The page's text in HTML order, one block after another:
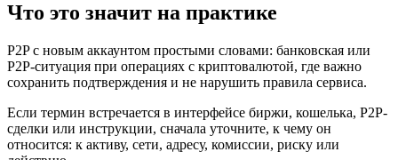
Что это значит на практике
P2P с новым аккаунтом простыми словами: банковская или
P2P-ситуация при операциях с криптовалютой, где важно
сохранить подтверждения и не нарушить правила сервиса.
Если термин встречается в интерфейсе биржи, кошелька, P2P-
сделки или инструкции, сначала уточните, к чему он
относится: к активу, сети, адресу, комиссии, риску или